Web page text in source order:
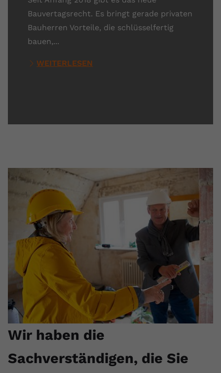
Bauvertagsrecht. Es bringt gerade privaten
Bauherren Vorteile, die schlüsselfertig
bauen,...
WEITERLESEN
Wir haben die
Sachverständigen, die Sie